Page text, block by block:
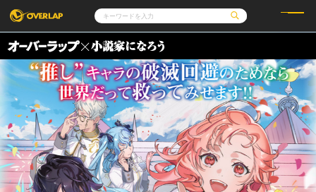
コミック
コミックガルド
コミッククリエ
LiQulle
ラブパルフェ
ライトノベル
文庫
ノベルス
ノベルスf
ロサージュノベルス
その他
コミックエッセイ
ポケットモンスター
アニメ
ゲーム
通販・NEWS
OVERLAP STORE
オーバーラップ広報室
企業
会社概要
採用情報
アクセス
オーバーラップホールディングス
お問い合わせはこちら
オーバーラップ文庫